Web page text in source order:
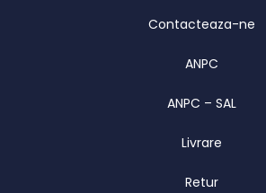
Contacteaza-ne
ANPC
ANPC – SAL
Livrare
Retur